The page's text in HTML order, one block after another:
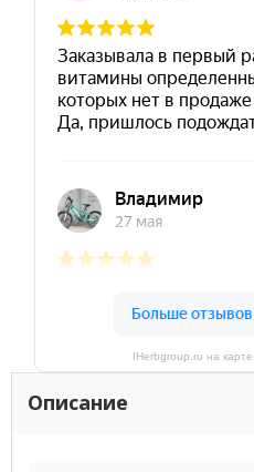
IHerbgroup.ru на
Описание